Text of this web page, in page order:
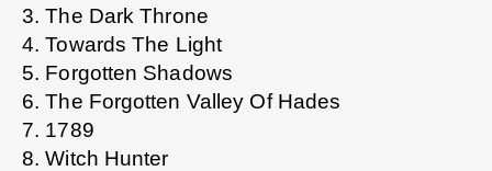
3. The Dark Throne
4. Towards The Light
5. Forgotten Shadows
6. The Forgotten Valley Of Hades
7. 1789
8. Witch Hunter